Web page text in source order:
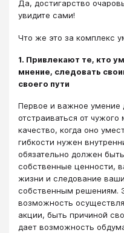
Да, достигарство
увидите сами!
Что же это за комплекс
1. Привлекают те, кто
мнение, следовать
своего пути
Первое и важное умение
отстраиваться от
качество, когда оно
гибкости нужен
обязательно должен
собственные ценности,
жизни и следование
собственным решениям.
возможность
акции, быть причиной
дает возможность